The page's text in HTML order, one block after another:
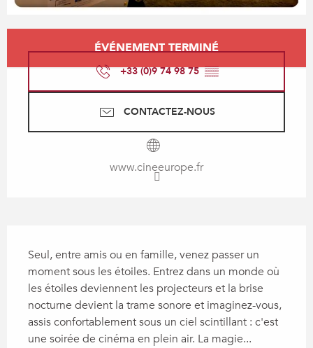
Ouverture et coordonnées
ÉVÉNEMENT TERMINÉ
+33 (0)9 74 98 75▒▒
CONTACTEZ-NOUS
www.cineeurope.fr
Seul, entre amis ou en famille, venez passer un
moment sous les étoiles. Entrez dans un monde où
les étoiles deviennent les projecteurs et la brise
nocturne devient la trame sonore et imaginez-vous,
assis confortablement sous un ciel scintillant : c'est
une soirée de cinéma en plein air. La magie...